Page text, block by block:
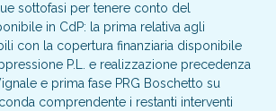
sottofasi per tenere conto del
in CdP: la prima relativa agli
con la copertura finanziaria disponibile
P.L. e realizzazione precedenza
e prima fase PRG Boschetto su
comprendente i restanti interventi